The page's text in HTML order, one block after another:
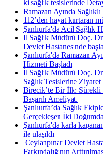
ki sağlık tesislerinde
Ramazan Ayında
112’den hayat kurtaran
Şanlıurfa'da Acil Sağlık
İl Sağlık Müdürü Doç.
Devlet Hastanesinde
Şanlıurfa'da Ramazan
Hizmeti Başladı
İl Sağlık Müdürü Doç.
Sağlık Tesislerine Ziyaret
Birecik’te Bir İlk: Sürekli
Başarılı Ameliyat.
Şanlıurfa’da Sağlık
Gerçekleşen İki
Şanlıurfa'da karla
ile ulaşıldı
Ceylanpınar Devlet
Farkındalığının